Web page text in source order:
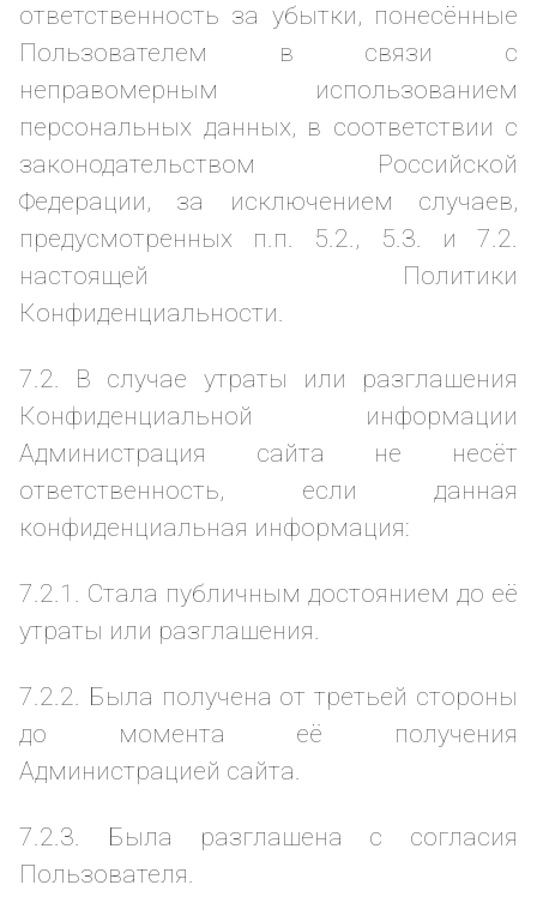
ответственность за убытки, понесённые
Пользователем в связи с
неправомерным использованием
персональных данных, в соответствии с
законодательством Российской
Федерации, за исключением случаев,
предусмотренных п.п. 5.2., 5.3. и 7.2.
настоящей Политики
Конфиденциальности.
7.2. В случае утраты или разглашения
Конфиденциальной информации
Администрация сайта не несёт
ответственность, если данная
конфиденциальная информация:
7.2.1. Стала публичным достоянием до её
утраты или разглашения.
7.2.2. Была получена от третьей стороны
до момента её получения
Администрацией сайта.
7.2.3. Была разглашена с согласия
Пользователя.